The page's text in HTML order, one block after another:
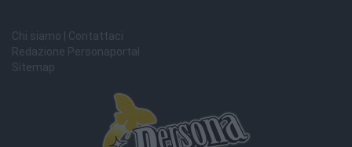
Chi siamo | Contattaci
Redazione Personaportal
Sitemap